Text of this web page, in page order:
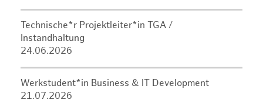
Technische*r Projektleiter*in TGA /
Instandhaltung
24.06.2026
Werkstudent*in Business & IT Development
21.07.2026